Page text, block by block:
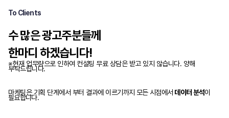
To Clients
수 많은 광고주분들께
한마디 하겠습니다!
※현재 업무량으로 인하여 컨설팅 무료 상담은 받고 있지 않습니다. 양해
부탁드립니다.
마케팅은 기획 단계에서 부터 결과에 이르기까지 모든 시점에서 데이터 분석이
필요합니다.